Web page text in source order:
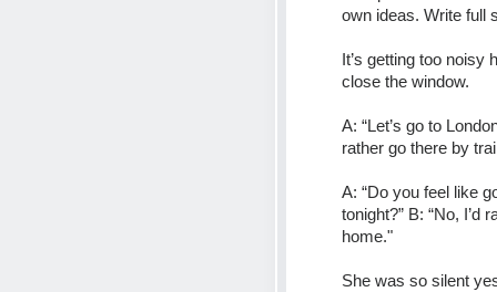
own ideas. Write full
It’s getting too noisy
close the window.
A: “Let’s go to
rather go there by
A: “Do you feel like
tonight?” B: “No, I’d
home."
She was so silent